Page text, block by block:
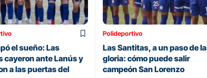
el sueño: Las
cayeron ante Lanús y
a las puertas del
Polideportivo
Las Santitas, a un paso de la
gloria: cómo puede salir
campeón San Lorenzo